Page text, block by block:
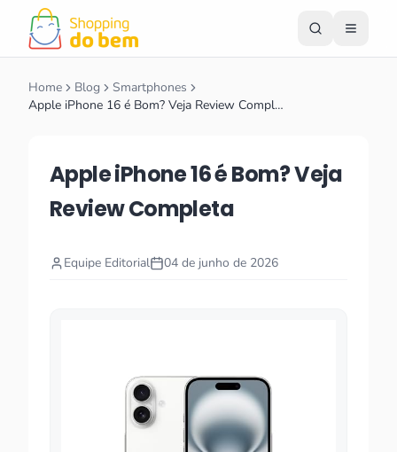
Home Blog
Smartphones
Apple iPhone 16 é Bom? Veja Review Compl…
Apple iPhone 16 é Bom? Veja
Review Completa
Equipe Editorial 04 de junho de 2026